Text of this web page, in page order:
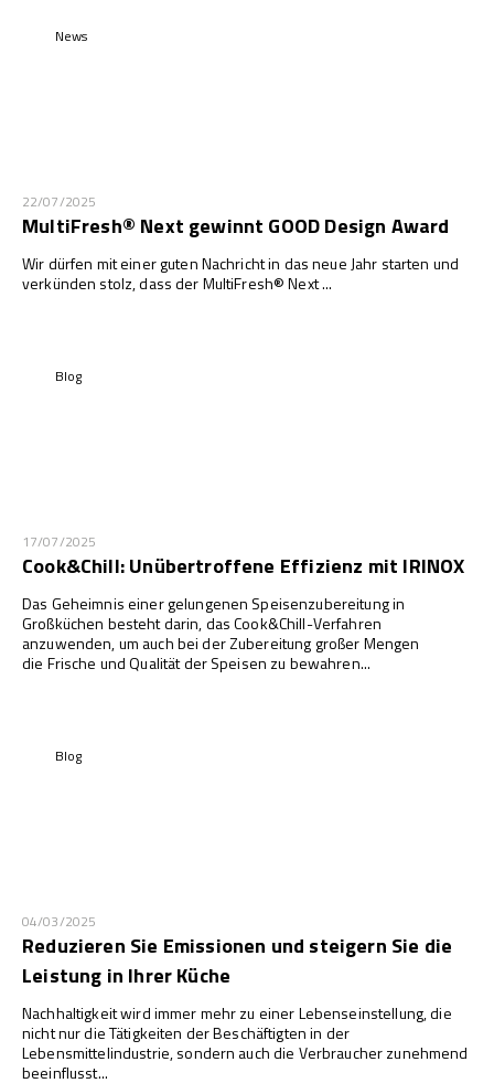
News
22/07/2025
MultiFresh® Next gewinnt GOOD Design Award
Wir dürfen mit einer guten Nachricht in das neue Jahr starten und
verkünden stolz, dass der MultiFresh® Next ...
Blog
17/07/2025
Cook&Chill: Unübertroffene Effizienz mit IRINOX
Das Geheimnis einer gelungenen Speisenzubereitung in
Großküchen besteht darin, das Cook&Chill-Verfahren
anzuwenden, um auch bei der Zubereitung großer Mengen
die Frische und Qualität der Speisen zu bewahren...
Blog
04/03/2025
Reduzieren Sie Emissionen und steigern Sie die
Leistung in Ihrer Küche
Nachhaltigkeit wird immer mehr zu einer Lebenseinstellung, die
nicht nur die Tätigkeiten der Beschäftigten in der
Lebensmittelindustrie, sondern auch die Verbraucher zunehmend
beeinflusst...